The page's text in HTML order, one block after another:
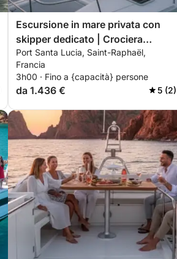
Escursione in mare privata con
skipper dedicato | Crociera
premium al tramonto: Saint-
Raphaël, Estérel e Île d'Or
Port Santa Lucia, Saint-Raphaël,
Francia
3h00 · Fino a {capacità} persone
da 1.436 € 5 (2)